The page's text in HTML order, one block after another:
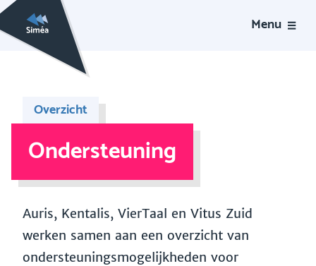
Menu
Overzicht
Ondersteuning
Auris, Kentalis, VierTaal en Vitus Zuid
werken samen aan een overzicht van
ondersteuningsmogelijkheden voor